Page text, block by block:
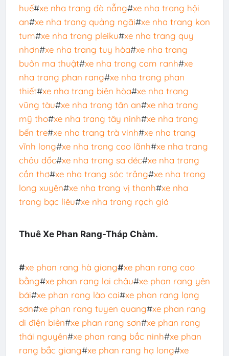
huế#xe nha trang đà nẵng#xe nha trang hội
an#xe nha trang quảng ngãi#xe nha trang kon
tum#xe nha trang pleiku#xe nha trang quy
nhơn#xe nha trang tuy hòa#xe nha trang
buôn ma thuật#xe nha trang cam ranh#xe
nha trang phan rang#xe nha trang phan
thiết#xe nha trang biên hòa#xe nha trang
vũng tàu#xe nha trang tân an#xe nha trang
mỹ tho#xe nha trang tây ninh#xe nha trang
bến tre#xe nha trang trà vinh#xe nha trang
vĩnh long#xe nha trang cao lãnh#xe nha trang
châu đốc#xe nha trang sa đéc#xe nha trang
cần thơ#xe nha trang sóc trăng#xe nha trang
long xuyên#xe nha trang vị thanh#xe nha
trang bạc liêu#xe nha trang rạch giá
Thuê Xe Phan Rang-Tháp Chàm.
#xe phan rang hà giang#xe phan rang cao
bằng#xe phan rang lai châu#xe phan rang yên
bái#xe phan rang lào cai#xe phan rang lạng
sơn#xe phan rang tuyen quang#xe phan rang
di điện biên#xe phan rang sơn#xe phan rang
thái nguyên#xe phan rang bắc ninh#xe phan
rang bắc giang#xe phan rang hạ long#xe